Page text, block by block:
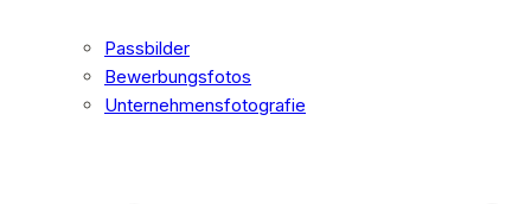
Passbilder
Bewerbungsfotos
Unternehmensfotografie